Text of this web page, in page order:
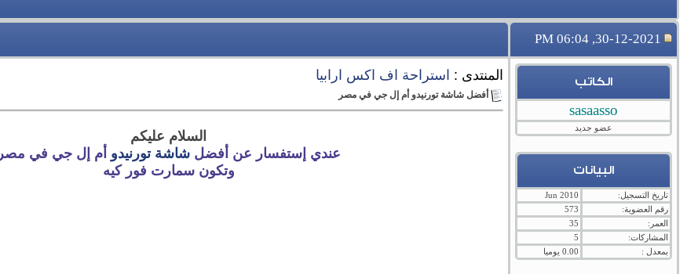
30-12-2021, 06:04 PM
الكاتب
sasaasso
عضو جديد
البيانات
تاريخ التسجيل:
Jun 2010
رقم العضوية:
573
العمر:
35
المشاركات:
5
بمعدل :
0.00 يوميا
المنتدى : استراحة اف اكس ارابيا
أفضل شاشة تورنيدو أم إل جي في مصر
السلام عليكم
عندي إستفسار عن أفضلشاشة تورنيدو أم إل جي في مصر
وتكون سمارت فور كيه